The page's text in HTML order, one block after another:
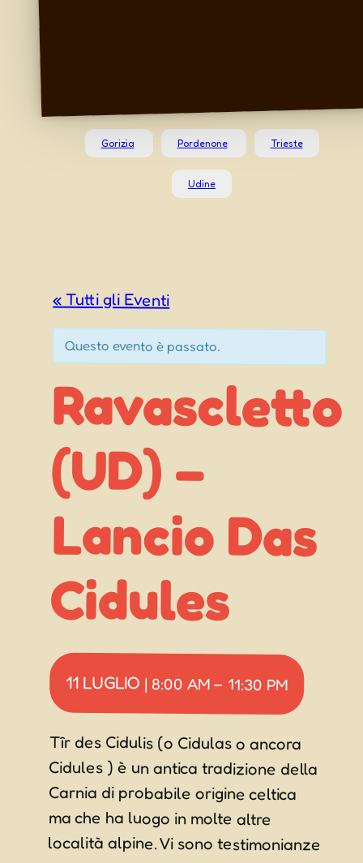
Gorizia Pordenone Trieste
Udine
« Tutti gli Eventi
Questo evento è passato.
Ravascletto
(UD) –
Lancio Das
Cidules
11 LUGLIO | 8:00 AM– 11:30 PM
Tîr des Cidulis (o Cidulas o ancora
Cidules ) è un antica tradizione della
Carnia di probabile origine celtica
ma che ha luogo in molte altre
località alpine. Vi sono testimonianze
certe a partire dal 400 d.C. Il rito è
probabilmente legato al culto del
fuoco del dio Beleno, re del sole. La
“cerimonia” consiste nel lancio da un
altura di rotelle fatte di legno di
faggio o abete infuocate. I
protagonisti dell’evento sono i
ragazzi del luogo detti cidulârs
(prima dell’abolizione del servizio di
leva erano generalmente i coscritti
chiamati appunto “coscritz”).
Secondo tradizione, ogni lancio
viene accompagnato da una
filastrocca beneaugurante
generalmente dedicata ad un amore
segreto oppure ad una coppia reale